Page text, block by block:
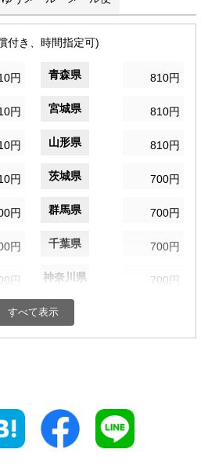
付き、時間指定可)
円 青森県 810円
円 宮城県 810円
円 山形県 810円
円 茨城県 700円
円 群馬県 700円
円 千葉県 700円
円 神奈川県 700円
円 富山県
静岡県
円 三重県
すべて表示